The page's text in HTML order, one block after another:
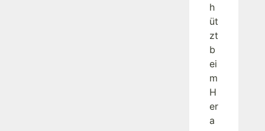
h
üt
zt
b
ei
m
H
er
a